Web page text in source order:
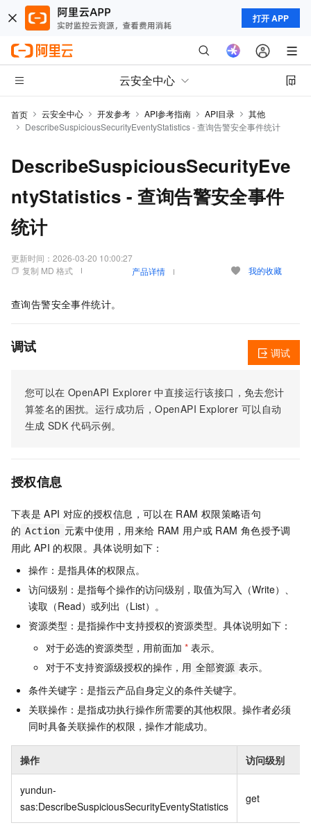
打开 APP
云安全中心
首页 云安全中心 开发参考 API参考指南 API目录
其他
DescribeSuspiciousSecurityEventyStatistics - 查询告警安全事件统计
DescribeSuspiciousSecurityEve
ntyStatistics - 查询告警安全事件
统计
更新时间： 2026-03-20 10:00:27
复制 MD 格式
产品详情 我的收藏
查询告警安全事件统计。
调试
您可以在 OpenAPI Explorer 中直接运行该接口，免去您计
算签名的困扰。运行成功后，OpenAPI Explorer 可以自动
生成 SDK 代码示例。
调试
授权信息
下表是 API 对应的授权信息，可以在 RAM 权限策略语句
的 Action 元素中使用，用来给 RAM 用户或 RAM 角色授予调
用此 API 的权限。具体说明如下：
操作：是指具体的权限点。
访问级别：是指每个操作的访问级别，取值为写入（Write）、
读取（Read）或列出（List）。
资源类型：是指操作中支持授权的资源类型。具体说明如下：
对于必选的资源类型，用前面加 * 表示。
对于不支持资源级授权的操作，用 全部资源 表示。
条件关键字：是指云产品自身定义的条件关键字。
关联操作：是指成功执行操作所需要的其他权限。操作者必须
同时具备关联操作的权限，操作才能成功。
操作 访问级别
yundun-
sas:DescribeSuspiciousSecurityEventyStatistics
get